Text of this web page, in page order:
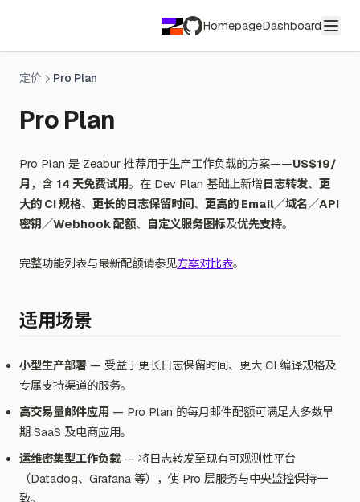
HomepageDashboard
定价 Pro Plan
Pro Plan
Pro Plan 是 Zeabur 推荐用于生产工作负载的方案——US$19/
月 ，含 14 天免费试用。在 Dev Plan 基础上新增日志转发、 更
大的 CI 规格、 更长的日志保留时间、 更高的 Email／域名／API
密钥／Webhook 配额、 自定义服务图标及优先支持。
完整功能列表与最新配额请参见方案对比表。
适用场景
小型生产部署 — 受益于更长日志保留时间、更大 CI 编译规格及
专属支持渠道的服务。
高交易量邮件应用 — Pro Plan 的每月邮件配额可满足大多数早
期 SaaS 及电商应用。
运维密集型工作负载 — 将日志转发至现有可观测性平台
（Datadog、Grafana 等），使 Pro 层服务与中央监控保持一
致。